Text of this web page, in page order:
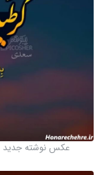
عکس نوشته جدید ۲۰۱۹ خوشگل برای پروفایل ( عکس نوشته زیبا )